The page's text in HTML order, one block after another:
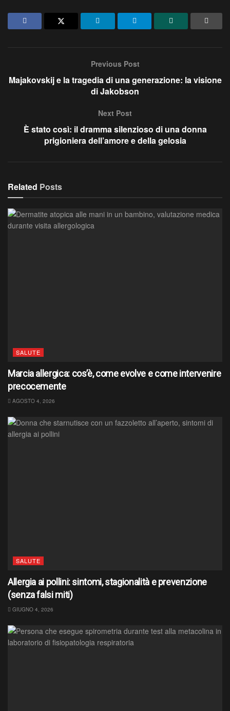
Previous Post
Majakovskij e la tragedia di una generazione: la visione
di Jakobson
Next Post
È stato così: il dramma silenzioso di una donna
prigioniera dell’amore e della gelosia
Related Posts
SALUTE
Marcia allergica: cos’è, come evolve e come intervenire
precocemente
AGOSTO 4, 2026
SALUTE
Allergia ai pollini: sintomi, stagionalità e prevenzione
(senza falsi miti)
GIUGNO 4, 2026